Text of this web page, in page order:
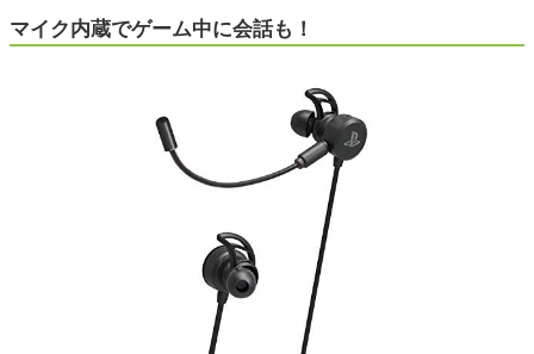
マイク内蔵でゲーム中に会話も！